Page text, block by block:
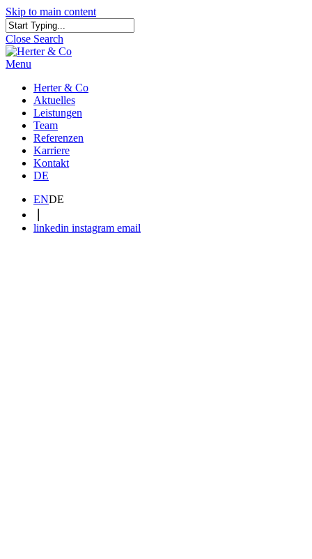
Skip to main content
Close Search
Menu
Herter & Co
Aktuelles
Leistungen
Team
Referenzen
Karriere
Kontakt
DE
ENDE
|
linkedin instagram email